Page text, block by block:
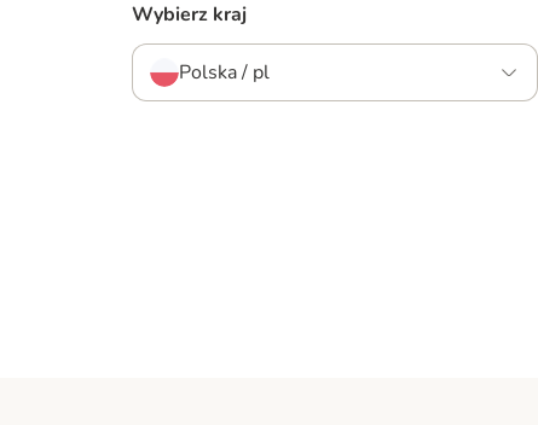
Wybierz kraj
Polska / pl